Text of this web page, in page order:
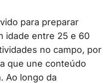
para preparar
idade entre 25 e 60
no campo, por
que une conteúdo
Ao longo da